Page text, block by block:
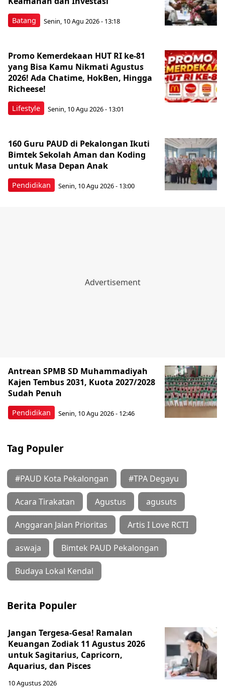
Batang Senin, 10 Agu 2026 - 13:18
Lifestyle
Promo Kemerdekaan HUT RI ke-81
yang Bisa Kamu Nikmati Agustus
2026! Ada Chatime, HokBen, Hingga
Richeese!
Senin, 10 Agu 2026 - 13:01
Pendidikan
160 Guru PAUD di Pekalongan Ikuti
Bimtek Sekolah Aman dan Koding
untuk Masa Depan Anak
Senin, 10 Agu 2026 - 13:00
Pendidikan
Antrean SPMB SD Muhammadiyah
Kajen Tembus 2031, Kuota 2027/2028
Sudah Penuh
Senin, 10 Agu 2026 - 12:46
Tag Populer
#PAUD Kota Pekalongan #TPA Degayu
Acara Tirakatan Agustus agusuts
Anggaran Jalan Prioritas Artis I Love RCTI
aswaja Bimtek PAUD Pekalongan
Budaya Lokal Kendal
Berita Populer
Jangan Tergesa-Gesa! Ramalan
Keuangan Zodiak 11 Agustus 2026
untuk Sagitarius, Capricorn,
Aquarius, dan Pisces
10 Agustus 2026